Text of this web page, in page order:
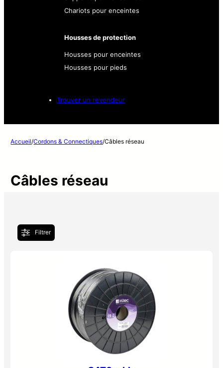
Chariots pour enceintes
Housses de protection
Housses pour enceintes
Housses pour pieds
Trouver un revendeur
Accueil/Cordons & Connectiques/Câbles réseau
Câbles réseau
Filtrer